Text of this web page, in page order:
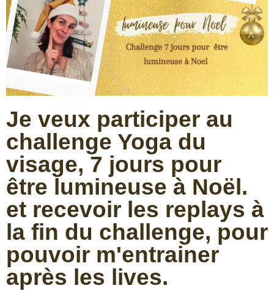
Je veux participer au
challenge Yoga du
visage, 7 jours pour
être lumineuse à Noël.
et recevoir les replays à
la fin du challenge, pour
pouvoir m'entrainer
après les lives.